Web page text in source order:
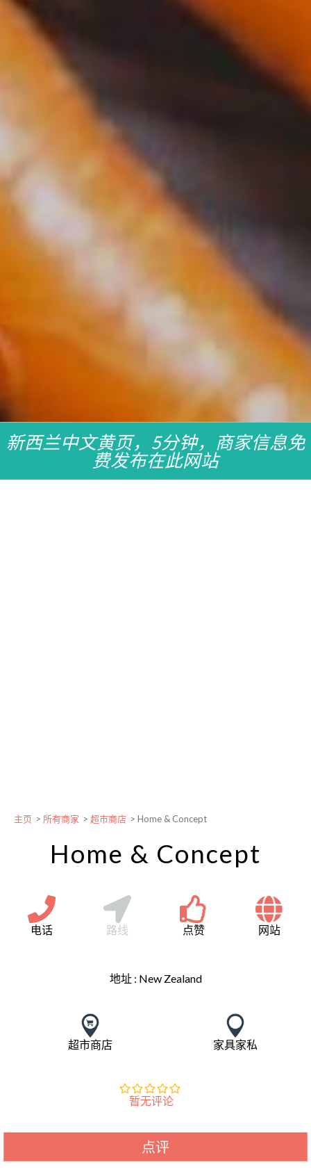
新西兰中文黄页，5分钟，商家信息免
费发布在此网站
主页 > 所有商家 > 超市商店 > Home & Concept
Home & Concept
电话 路线 点赞 网站
地址 : New Zealand
超市商店 家具家私
暂无评论
点评